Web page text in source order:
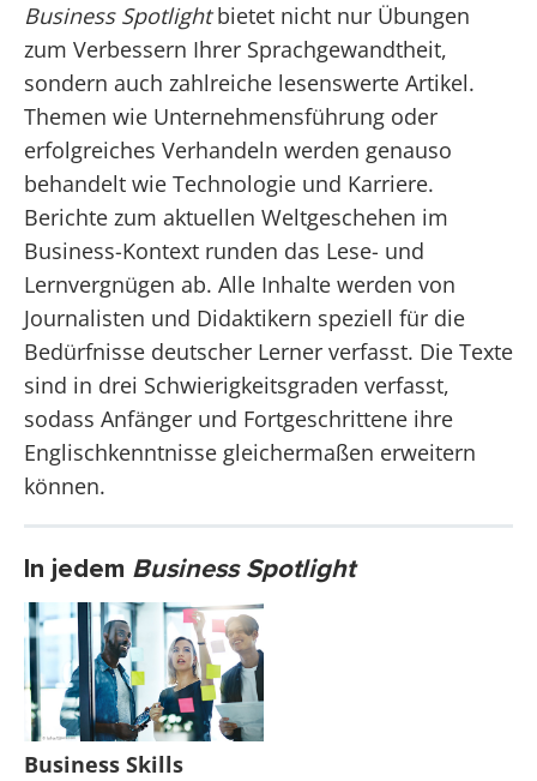
Business Spotlightbietet nicht nur Übungen
zum Verbessern Ihrer Sprachgewandtheit,
sondern auch zahlreiche lesenswerte Artikel.
Themen wie Unternehmensführung oder
erfolgreiches Verhandeln werden genauso
behandelt wie Technologie und Karriere.
Berichte zum aktuellen Weltgeschehen im
Business-Kontext runden das Lese- und
Lernvergnügen ab. Alle Inhalte werden von
Journalisten und Didaktikern speziell für die
Bedürfnisse deutscher Lerner verfasst. Die Texte
sind in drei Schwierigkeitsgraden verfasst,
sodass Anfänger und Fortgeschrittene ihre
Englischkenntnisse gleichermaßen erweitern
können.
In jedem Business Spotlight
Business Skills